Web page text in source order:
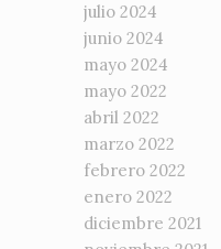
julio 2024
junio 2024
mayo 2024
mayo 2022
abril 2022
marzo 2022
febrero 2022
enero 2022
diciembre 2021